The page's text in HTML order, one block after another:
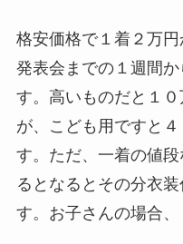
格安価格で１着２万
発表会までの１週間
す。高いものだと１
が、こども用ですと
す。ただ、一着の値
るとなるとその分衣
す。お子さんの場合、